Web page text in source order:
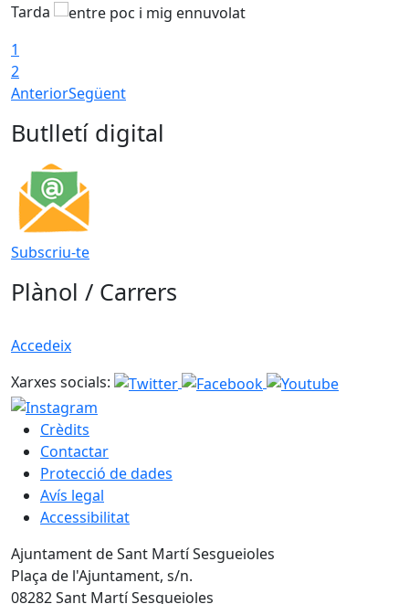
Tarda
1
2
AnteriorSegüent
Butlletí digital
Subscriu-te
Plànol / Carrers
Accedeix
Xarxes socials:
Crèdits
Contactar
Protecció de dades
Avís legal
Accessibilitat
Ajuntament de Sant Martí Sesgueioles
Plaça de l'Ajuntament, s/n.
08282 Sant Martí Sesgueioles